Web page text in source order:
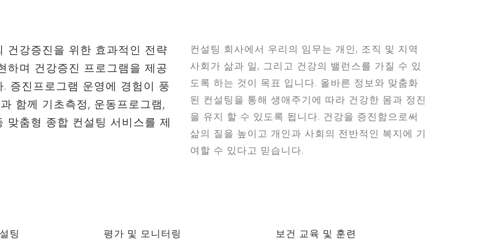
건강증진을 위한 효과적인 전략
하며 건강증진 프로그램을 제공
증진프로그램 운영에 경험이 풍
함께 기초측정, 운동프로그램,
맞춤형 종합 컨설팅 서비스를 제
컨설팅 회사에서 우리의 임무는 개인, 조직 및 지역
사회가 삶과 일, 그리고 건강의 밸런스를 가질 수 있
도록 하는 것이 목표 입니다. 올바른 정보와 맞춤화
된 컨설팅을 통해 생애주기에 따라 건강한 몸과 정진
을 유지 할 수 있도록 됩니다. 건강을 증진함으로써
삶의 질을 높이고 개인과 사회의 전반적인 복지에 기
여할 수 있다고 믿습니다.
팅 평가 및 모니터링 보건 교육 및 훈련